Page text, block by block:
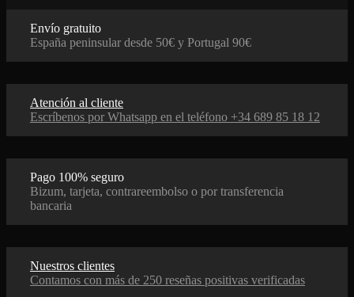
Envío gratuito
España peninsular desde 50€ y Portugal 90€
Atención al cliente
Escríbenos por Whatsapp en el teléfono +34 689 85 18 12
Pago 100% seguro
Bizum, tarjeta, contrareembolso o por transferencia
bancaria
Nuestros clientes
Contamos con más de 250 reseñas positivas verificadas